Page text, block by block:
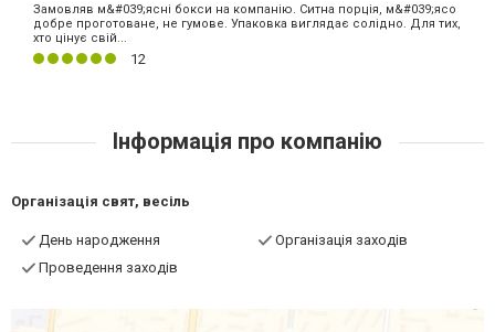
Замовляв м&#039;ясні бокси на компанію. Ситна порція, м&#039;ясо
добре проготоване, не гумове. Упаковка виглядає солідно. Для тих,
хто цінує свій...
12
Інформація про компанію
Організація свят, весіль
День народження
Організація заходів
Проведення заходів